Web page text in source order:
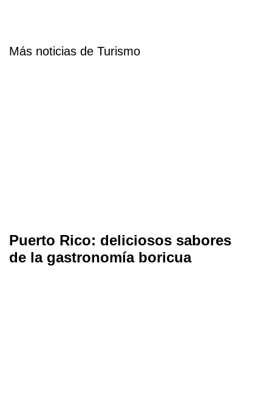
Más noticias de Turismo
Puerto Rico: deliciosos sabores
de la gastronomía boricua